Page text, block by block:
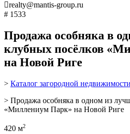
realty@mantis-group.ru
# 1533
Продажа особняка в
клубных посёлков
на Новой Риге
> Каталог загородной недвижимости
> Продажа особняка в одном из
«Миллениум Парк» на Новой Риге
420 м2